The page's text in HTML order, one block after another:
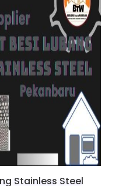
Stainless Steel